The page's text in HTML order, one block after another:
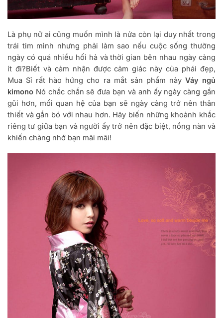
Là phụ nữ ai cũng muốn mình là nửa còn lại duy nhất trong
trái tim mình nhưng phải làm sao nếu cuộc sống thường
ngày có quá nhiều hối hả và thời gian bên nhau ngày càng
ít đi?Biết và cảm nhận được cảm giác này của phái đẹp,
Mua Sỉ rất hào hứng cho ra mắt sản phẩm này Váy ngủ
kimono Nó chắc chắn sẽ đưa bạn và anh ấy ngày càng gần
gũi hơn, mối quan hệ của bạn sẽ ngày càng trở nên thân
thiết và gắn bó với nhau hơn. Hãy biến những khoảnh khắc
riêng tư giữa bạn và người ấy trở nên đặc biệt, nồng nàn và
khiến chàng nhớ bạn mãi mãi!